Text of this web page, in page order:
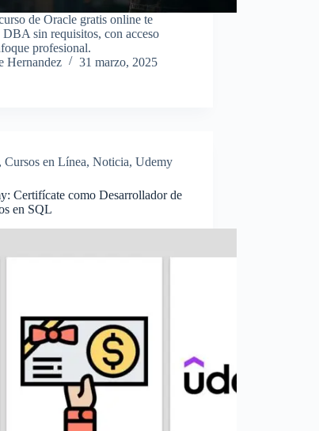
de Oracle gratis online te
DBA sin requisitos, con acceso
profesional.
Hernandez
31 marzo, 2025
,Cursos en Línea,Noticia,Udemy
Certifícate como Desarrollador de
en SQL